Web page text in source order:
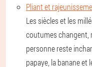
Pliant et
Les siècles et les
coutumes changent,
personne reste
papaye, la banane